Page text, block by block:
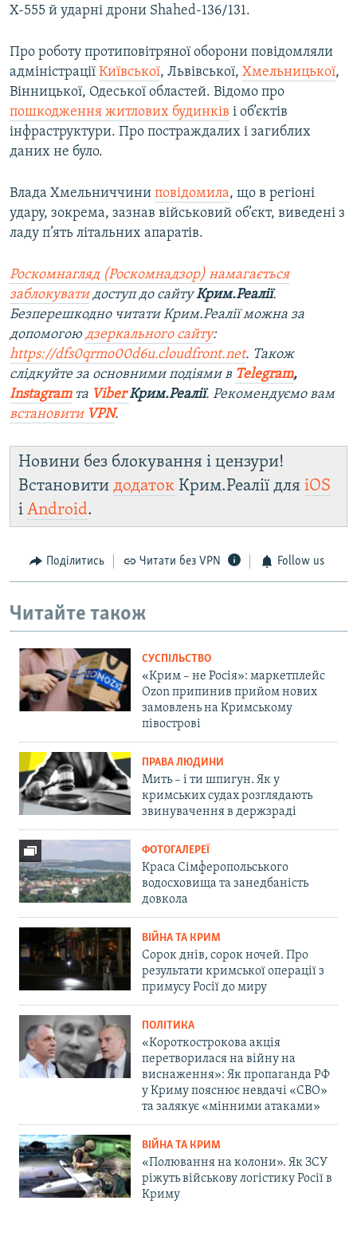
Х-555 й ударні дрони Shahed-136/131.
Про роботу протиповітряної оборони повідомляли
адміністрації Київської, Львівської, Хмельницької,
Вінницької, Одеської областей. Відомо про
пошкодження житлових будинків і об’єктів
інфраструктури. Про постраждалих і загиблих
даних не було.
Влада Хмельниччини повідомила, що в регіоні
удару, зокрема, зазнав військовий об’єкт, виведені з
ладу п’ять літальних апаратів.
Роскомнагляд (Роскомнадзор) намагається
заблокуватидоступ до сайтуКрим.Реалії.
Безперешкодно читати Крим.Реалії можна за
допомогою дзеркального сайту:
https://dfs0qrmo00d6u.cloudfront.net. Також
слідкуйте за основними подіями в Telegram,
Instagramта ViberКрим.Реалії. Рекомендуємо вам
встановити VPN.
Новини без блокування і цензури!
Встановити додаток Крим.Реалії для iOS
і Android.
Поділитись Читати без VPN Follow us
Читайте також
СУСПІЛЬСТВО
«Крим – не Росія»: маркетплейс
Ozon припинив прийом нових
замовлень на Кримському
півострові
ПРАВА ЛЮДИНИ
Мить – і ти шпигун. Як у
кримських судах розглядають
звинувачення в держзраді
ФОТОГАЛЕРЕЇ
Краса Сімферопольського
водосховища та занедбаність
довкола
ВІЙНА ТА КРИМ
Сорок днів, сорок ночей. Про
результати кримської операції з
примусу Росії до миру
ПОЛІТИКА
«Короткострокова акція
перетворилася на війну на
виснаження»: Як пропаганда РФ
у Криму пояснює невдачі «СВО»
та залякує «мінними атаками»
ВІЙНА ТА КРИМ
«Полювання на колони». Як ЗСУ
ріжуть військову логістику Росії в
Криму